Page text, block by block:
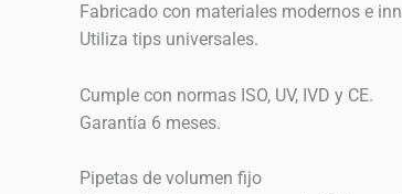
Fabricado con materiales modernos e
Utiliza tips universales.
Cumple con normas ISO, UV, IVD y CE.
Garantía 6 meses.
Pipetas de volumen fijo